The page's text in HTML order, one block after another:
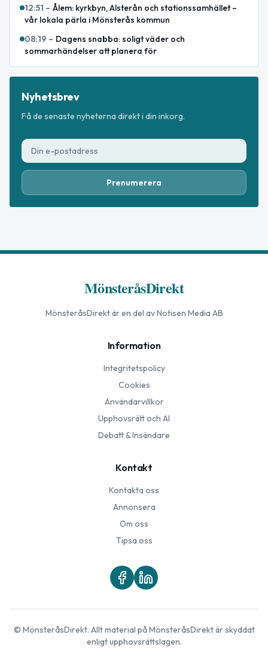
12:51 – Ålem: kyrkbyn, Alsterån och stationssamhället –
vår lokala pärla i Mönsterås kommun
08:19 – Dagens snabba: soligt väder och
sommarhändelser att planera för
Nyhetsbrev
Få de senaste nyheterna direkt i din inkorg.
Prenumerera
MönsteråsDirekt
MönsteråsDirektär en del av Notisen Media AB
Information
Integritetspolicy
Cookies
Användarvillkor
Upphovsrätt och AI
Debatt & Insändare
Kontakt
Kontakta oss
Annonsera
Om oss
Tipsa oss
© MönsteråsDirekt. Allt material påMönsteråsDirektär skyddat
enligt upphovsrättslagen.